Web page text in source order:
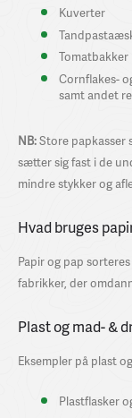
Kuverter
Tomatbakker
Cornflakes-
samt andet
NB:Store papkasser
sætter sig fast i de
mindre stykker og
Hvad bruges
Papir og pap
fabrikker, der
Plast og mad- &
Eksempler på plast
Plastflasker